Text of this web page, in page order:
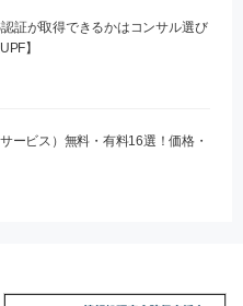
証が取得できるかはコンサル選び
】
ービス）無料・有料16選！価格・